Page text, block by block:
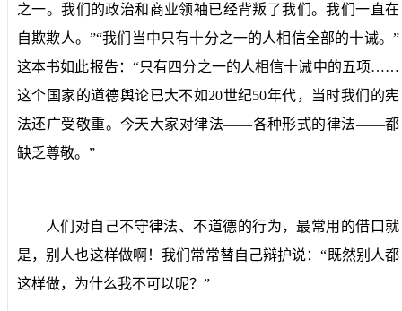
之一。我们的政治和商业领袖已经背叛了我们。我们一直在
自欺欺人。”“我们当中只有十分之一的人相信全部的十诫。”
这本书如此报告：“只有四分之一的人相信十诫中的五项……
这个国家的道德舆论已大不如20世纪50年代，当时我们的宪
法还广受敬重。今天大家对律法——各种形式的律法——都
缺乏尊敬。”
人们对自己不守律法、不道德的行为，最常用的借口就
是，别人也这样做啊！我们常常替自己辩护说：“既然别人都
这样做，为什么我不可以呢？”